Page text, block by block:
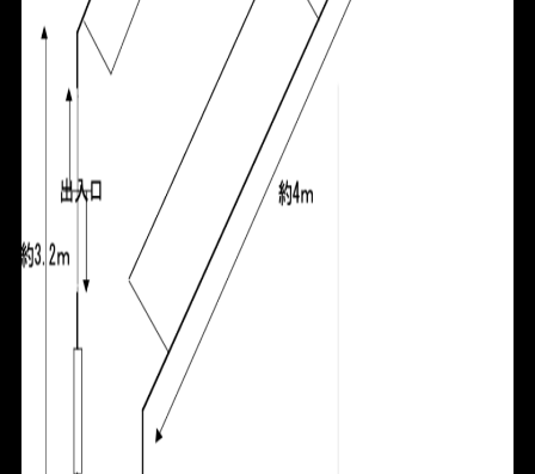
FOR SALE
FOR RENT
BLOG
ABOUT
CONTACT